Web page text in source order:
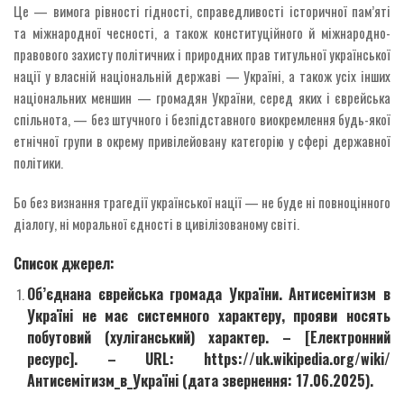
Це — вимога рівності гідності, справедливості історичної пам’яті
та міжнародної чесності, а також конституційного й міжнародно-
правового захисту політичних і природних прав титульної української
нації у власній національній державі — Україні, а також усіх інших
національних меншин — громадян України, серед яких і єврейська
спільнота, — без штучного і безпідставного виокремлення будь-якої
етнічної групи в окрему привілейовану категорію у сфері державної
політики.
Бо без визнання трагедії української нації — не буде ні повноцінного
діалогу, ні моральної єдності в цивілізованому світі.
Список джерел:
Об’єднана єврейська громада України. Антисемітизм в
Україні не має системного характеру, прояви носять
побутовий (хуліганський) характер. – [Електронний
ресурс]. – URL: https://uk.wikipedia.org/wiki/
Антисемітизм_в_Україні (дата звернення: 17.06.2025).